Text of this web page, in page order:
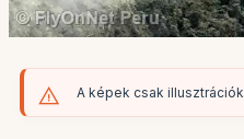
A képek csak illusztrációk